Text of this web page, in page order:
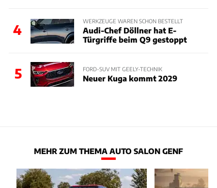
4
WERKZEUGE WAREN SCHON BESTELLT
Audi-Chef Döllner hat E-
Türgriffe beim Q9 gestoppt
5 FORD-SUV MIT GEELY-TECHNIK
Neuer Kuga kommt 2029
MEHR ZUM THEMA AUTO SALON GENF